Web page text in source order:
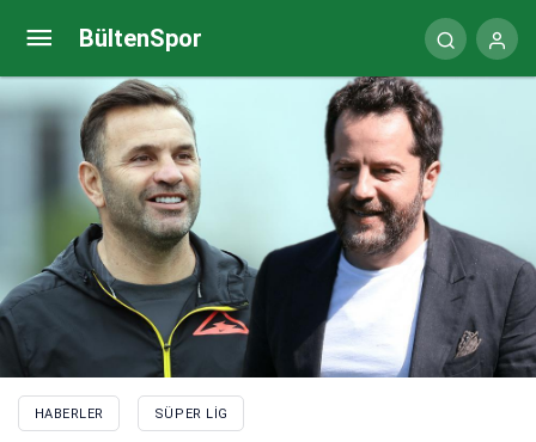
BültenSpor
HABERLER SÜPER LIG
Galatasaray’dan kampta transfer takibi!